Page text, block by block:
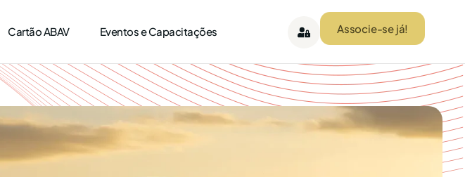
Cartão ABAV Eventos e Capacitações Associe-se já!